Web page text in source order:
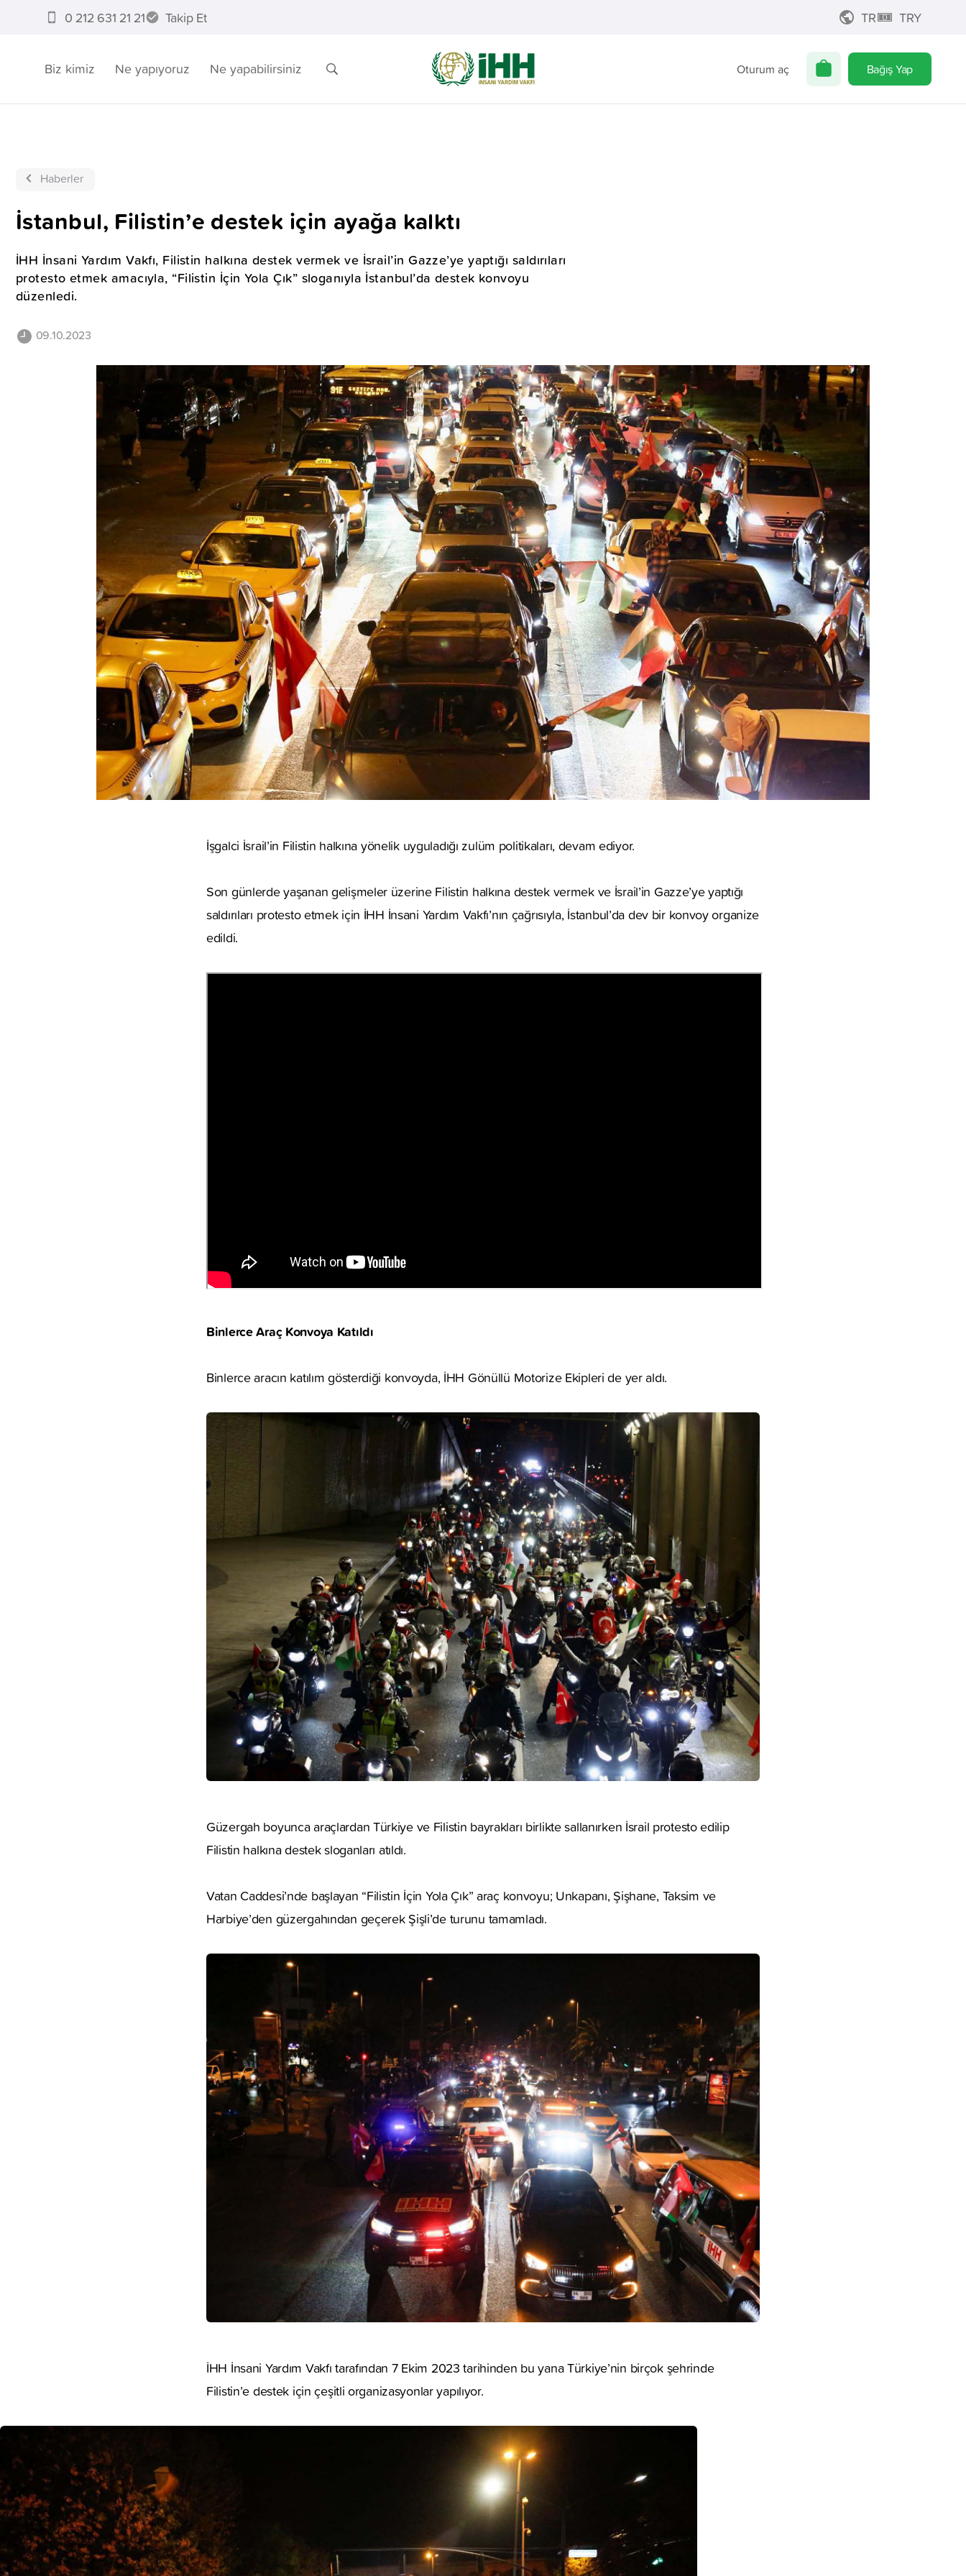
0 212 631 21 21 Takip Et TR TRY
Biz kimiz Ne yapıyoruz Ne yapabilirsiniz Oturum aç Bağış Yap
Haberler
İstanbul, Filistin’e destek için ayağa kalktı
İHH İnsani Yardım Vakfı, Filistin halkına destek vermek ve İsrail’in Gazze’ye yaptığı saldırıları
protesto etmek amacıyla, “Filistin İçin Yola Çık” sloganıyla İstanbul’da destek konvoyu
düzenledi.
09.10.2023
İşgalci İsrail’in Filistin halkına yönelik uyguladığı zulüm politikaları, devam ediyor.
Son günlerde yaşanan gelişmeler üzerine Filistin halkına destek vermek ve İsrail’in Gazze’ye yaptığı
saldırıları protesto etmek için İHH İnsani Yardım Vakfı’nın çağrısıyla, İstanbul’da dev bir konvoy organize
edildi.
Binlerce Araç Konvoya Katıldı
Binlerce aracın katılım gösterdiği konvoyda, İHH Gönüllü Motorize Ekipleri de yer aldı.
Güzergah boyunca araçlardan Türkiye ve Filistin bayrakları birlikte sallanırken İsrail protesto edilip
Filistin halkına destek sloganları atıldı.
Vatan Caddesi’nde başlayan “Filistin İçin Yola Çık” araç konvoyu; Unkapanı, Şişhane, Taksim ve
Harbiye’den güzergahından geçerek Şişli’de turunu tamamladı.
İHH İnsani Yardım Vakfı tarafından 7 Ekim 2023 tarihinden bu yana Türkiye’nin birçok şehrinde
Filistin’e destek için çeşitli organizasyonlar yapılıyor.